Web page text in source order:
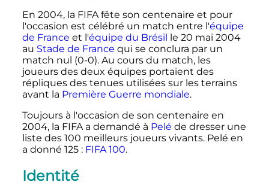
En 2004, la FIFA fête son centenaire et pour
l'occasion est célébré un match entre l'équipe
de France et l'équipe du Brésil le 20 mai 2004
au Stade de France qui se conclura par un
match nul (0-0). Au cours du match, les
joueurs des deux équipes portaient des
répliques des tenues utilisées sur les terrains
avant la Première Guerre mondiale.
Toujours à l'occasion de son centenaire en
2004, la FIFA a demandé à Pelé de dresser une
liste des 100 meilleurs joueurs vivants. Pelé en
a donné 125 : FIFA 100.
Identité